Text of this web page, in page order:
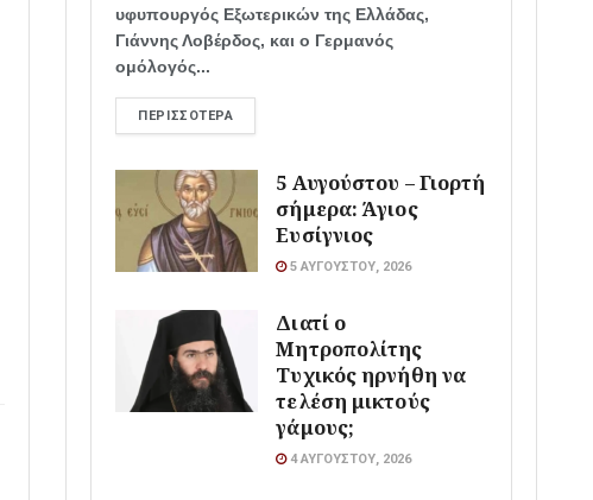
υφυπουργός Εξωτερικών της Ελλάδας,
Γιάννης Λοβέρδος, και ο Γερμανός
ομόλογός...
ΠΕΡΙΣΣΌΤΕΡΑ
5 Αυγούστου – Γιορτή
σήμερα: Άγιος
Ευσίγνιος
5 ΑΥΓΟΎΣΤΟΥ, 2026
Διατί ο
Μητροπολίτης
Τυχικός ηρνήθη να
τελέση μικτούς
γάμους;
4 ΑΥΓΟΎΣΤΟΥ, 2026